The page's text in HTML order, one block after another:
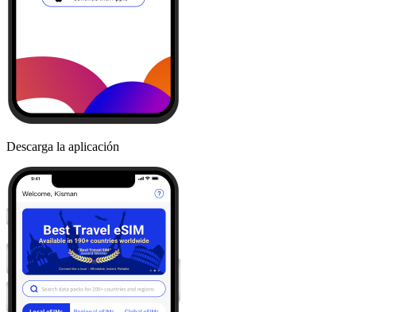
Descarga la aplicación